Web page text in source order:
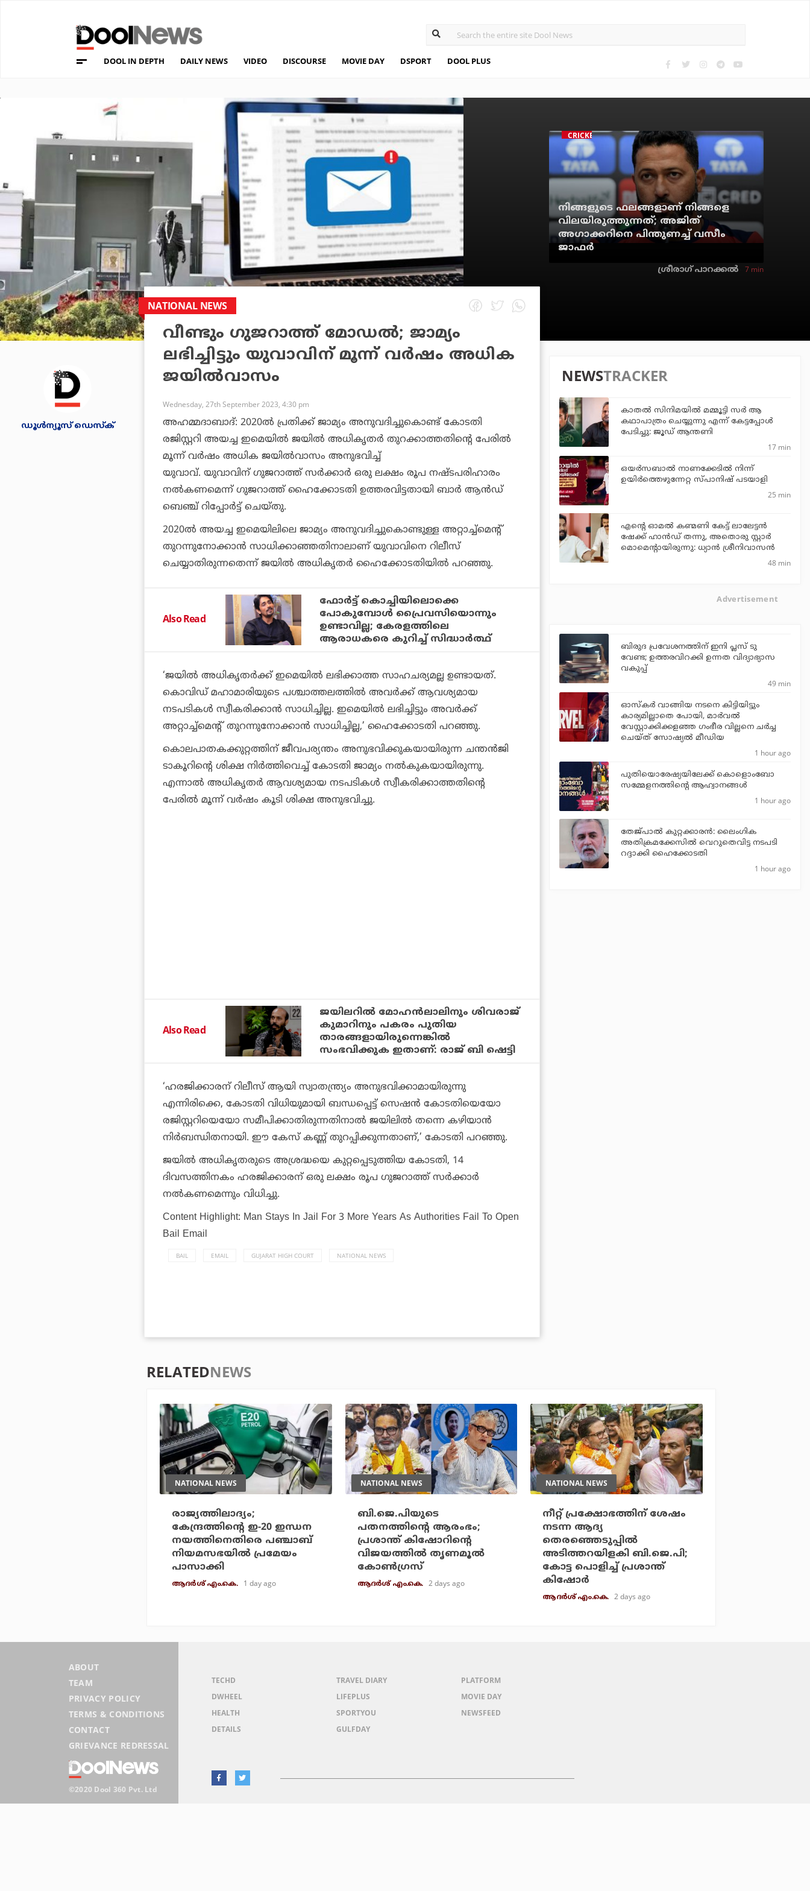
DOOL IN DEPTH DAILY NEWS VIDEO DISCOURSE MOVIE DAY DSPORT DOOL PLUS
CRICKET
നിങ്ങളുടെ ഫലങ്ങളാണ് നിങ്ങളെ
വിലയിരുത്തുന്നത്; അജിത്
അഗാക്കറിനെ പിന്തുണച്ച് വസീം
ജാഫര്‍
ശ്രീരാഗ് പാറക്കല്‍ 7 min
ഡൂള്‍ന്യൂസ് ഡെസ്‌ക്
NATIONAL NEWS
വീണ്ടും ഗുജറാത്ത് മോഡൽ; ജാമ്യം
ലഭിച്ചിട്ടും യുവാവിന് മൂന്ന് വർഷം അധിക
ജയിൽവാസം
Wednesday, 27th September 2023, 4:30 pm
അഹമ്മദാബാദ്: 2020ൽ പ്രതിക്ക് ജാമ്യം അനുവദിച്ചുകൊണ്ട് കോടതി
രജിസ്റ്ററി അയച്ച ഇമെയിൽ ജയിൽ അധികൃതർ തുറക്കാത്തതിന്റെ പേരിൽ
മൂന്ന് വർഷം അധിക ജയിൽവാസം അനുഭവിച്ച്
യുവാവ്. യുവാവിന് ഗുജറാത്ത്‌ സർക്കാർ ഒരു ലക്ഷം രൂപ നഷ്ടപരിഹാരം
നൽകണമെന്ന് ഗുജറാത്ത് ഹൈക്കോടതി ഉത്തരവിട്ടതായി ബാർ ആൻഡ്
ബെഞ്ച് റിപ്പോർട്ട് ചെയ്തു.
2020ൽ അയച്ച ഇമെയിലിലെ ജാമ്യം അനുവദിച്ചുകൊണ്ടുള്ള അറ്റാച്ച്മെന്റ്
തുറന്നുനോക്കാൻ സാധിക്കാഞ്ഞതിനാലാണ് യുവാവിനെ റിലീസ്
ചെയ്യാതിരുന്നതെന്ന് ജയിൽ അധികൃതർ ഹൈക്കോടതിയിൽ പറഞ്ഞു.
Also Read
ഫോര്‍ട്ട് കൊച്ചിയിലൊക്കെ
പോകുമ്പോള്‍ പ്രൈവസിയൊന്നും
ഉണ്ടാവില്ല; കേരളത്തിലെ
ആരാധകരെ കുറിച്ച് സിദ്ധാര്‍ത്ഥ്
‘ജയിൽ അധികൃതർക്ക് ഇമെയിൽ ലഭിക്കാത്ത സാഹചര്യമല്ല ഉണ്ടായത്.
കൊവിഡ് മഹാമാരിയുടെ പശ്ചാത്തലത്തിൽ അവർക്ക് ആവശ്യമായ
നടപടികൾ സ്വീകരിക്കാൻ സാധിച്ചില്ല. ഇമെയിൽ ലഭിച്ചിട്ടും അവർക്ക്
അറ്റാച്ച്മെന്റ് തുറന്നുനോക്കാൻ സാധിച്ചില്ല,’ ഹൈക്കോടതി പറഞ്ഞു.
കൊലപാതകക്കുറ്റത്തിന് ജീവപര്യന്തം അനുഭവിക്കുകയായിരുന്ന ചന്തൻജി
ടാകൂറിന്റെ ശിക്ഷ നിർത്തിവെച്ച് കോടതി ജാമ്യം നൽകുകയായിരുന്നു.
എന്നാൽ അധികൃതർ ആവശ്യമായ നടപടികൾ സ്വീകരിക്കാത്തതിന്റെ
പേരിൽ മൂന്ന് വർഷം കൂടി ശിക്ഷ അനുഭവിച്ചു.
Also Read
ജയിലറില്‍ മോഹന്‍ലാലിനും ശിവരാജ്
കുമാറിനും പകരം പുതിയ
താരങ്ങളായിരുന്നെങ്കില്‍
സംഭവിക്കുക ഇതാണ്: രാജ് ബി ഷെട്ടി
‘ഹരജിക്കാരന് റിലീസ് ആയി സ്വാതന്ത്ര്യം അനുഭവിക്കാമായിരുന്നു
എന്നിരിക്കെ, കോടതി വിധിയുമായി ബന്ധപ്പെട്ട് സെഷൻ കോടതിയെയോ
രജിസ്റ്ററിയെയോ സമീപിക്കാതിരുന്നതിനാൽ ജയിലിൽ തന്നെ കഴിയാൻ
നിർബന്ധിതനായി. ഈ കേസ് കണ്ണ് തുറപ്പിക്കുന്നതാണ്,’ കോടതി പറഞ്ഞു.
ജയിൽ അധികൃതരുടെ അശ്രദ്ധയെ കുറ്റപ്പെടുത്തിയ കോടതി, 14
ദിവസത്തിനകം ഹരജിക്കാരന് ഒരു ലക്ഷം രൂപ ഗുജറാത്ത്‌ സർക്കാർ
നൽകണമെന്നും വിധിച്ചു.
Content Highlight: Man Stays In Jail For 3 More Years As Authorities Fail To Open
Bail Email
BAIL EMAIL GUJARAT HIGH COURT NATIONAL NEWS
NEWSTRACKER
കാതൽ സിനിമയിൽ മമ്മൂട്ടി സർ ആ
കഥാപാത്രം ചെയ്യുന്നു എന്ന് കേട്ടപ്പോൾ
പേടിച്ചു: ജൂഡ് ആന്തണി
17 min
ഒയര്‍സബാൽ നാണക്കേടിൽ നിന്ന്
ഉയിർത്തെഴുന്നേറ്റ സ്പാനിഷ് പടയാളി
25 min
എന്റെ ഓമൽ കണ്മണി കേട്ട് ലാലേട്ടൻ
ഷേക്ക് ഹാൻഡ് തന്നു, അതൊരു സ്റ്റാർ
മൊമെന്റായിരുന്നു: ധ്യാൻ ശ്രീനിവാസൻ
48 min
Advertisement
ബിരുദ പ്രവേശനത്തിന് ഇനി പ്ലസ് ടു
വേണ്ട; ഉത്തരവിറക്കി ഉന്നത വിദ്യാഭ്യാസ
വകുപ്പ്
49 min
ഓസ്‌കര്‍ വാങ്ങിയ നടനെ കിട്ടിയിട്ടും
കാര്യമില്ലാതെ പോയി, മാര്‍വല്‍
വേസ്റ്റാക്കിക്കളഞ്ഞ ഗംഭീര വില്ലനെ ചര്‍ച്ച
ചെയ്ത് സോഷ്യല്‍ മീഡിയ
1 hour ago
പുതിയൊരേഷ്യയിലേക്ക് കൊളൊംബോ
സമ്മേളനത്തിന്റെ ആഹ്വാനങ്ങള്‍
1 hour ago
തേജ്പാല്‍ കുറ്റക്കാരന്‍: ലൈംഗിക
അതിക്രമക്കേസില്‍ വെറുതെവിട്ട നടപടി
റദ്ദാക്കി ഹൈക്കോടതി
1 hour ago
RELATEDNEWS
NATIONAL NEWS
രാജ്യത്തിലാദ്യം;
കേന്ദ്രത്തിന്റെ ഇ-20 ഇന്ധന
നയത്തിനെതിരെ പഞ്ചാബ്
നിയമസഭയില്‍ പ്രമേയം
പാസാക്കി
ആദർശ് എം.കെ. 1 day ago
NATIONAL NEWS
ബി.ജെ.പിയുടെ
പതനത്തിന്റെ ആരംഭം;
പ്രശാന്ത് കിഷോറിന്റെ
വിജയത്തില്‍ തൃണമൂല്‍
കോണ്‍ഗ്രസ്
ആദർശ് എം.കെ. 2 days ago
NATIONAL NEWS
നീറ്റ് പ്രക്ഷോഭത്തിന് ശേഷം
നടന്ന ആദ്യ
തെരഞ്ഞെടുപ്പില്‍
അടിത്തറയിളകി ബി.ജെ.പി;
കോട്ട പൊളിച്ച് പ്രശാന്ത്
കിഷോര്‍
ആദർശ് എം.കെ. 2 days ago
ABOUT
TEAM
PRIVACY POLICY
TERMS & CONDITIONS
CONTACT
GRIEVANCE REDRESSAL
©2020 Dool 360 Pvt. Ltd
TECHD
DWHEEL
HEALTH
DETAILS
TRAVEL DIARY
LIFEPLUS
SPORTYOU
GULFDAY
PLATFORM
MOVIE DAY
NEWSFEED